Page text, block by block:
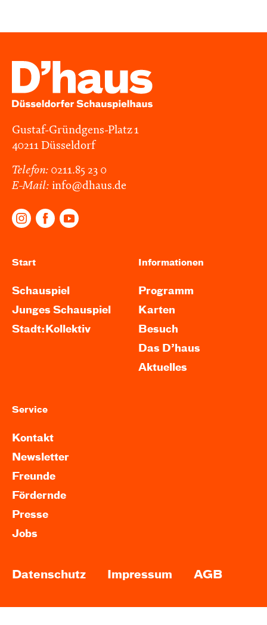
Gustaf-Gründgens-Platz 1
40211 Düsseldorf
Telefon: 0211.85 23 0
E-Mail: info@dhaus.de
Start
Schauspiel
Junges Schauspiel
Stadt:Kollektiv
Informationen
Programm
Karten
Besuch
Das D’haus
Aktuelles
Service
Kontakt
Newsletter
Freunde
Fördernde
Presse
Jobs
Datenschutz Impressum AGB